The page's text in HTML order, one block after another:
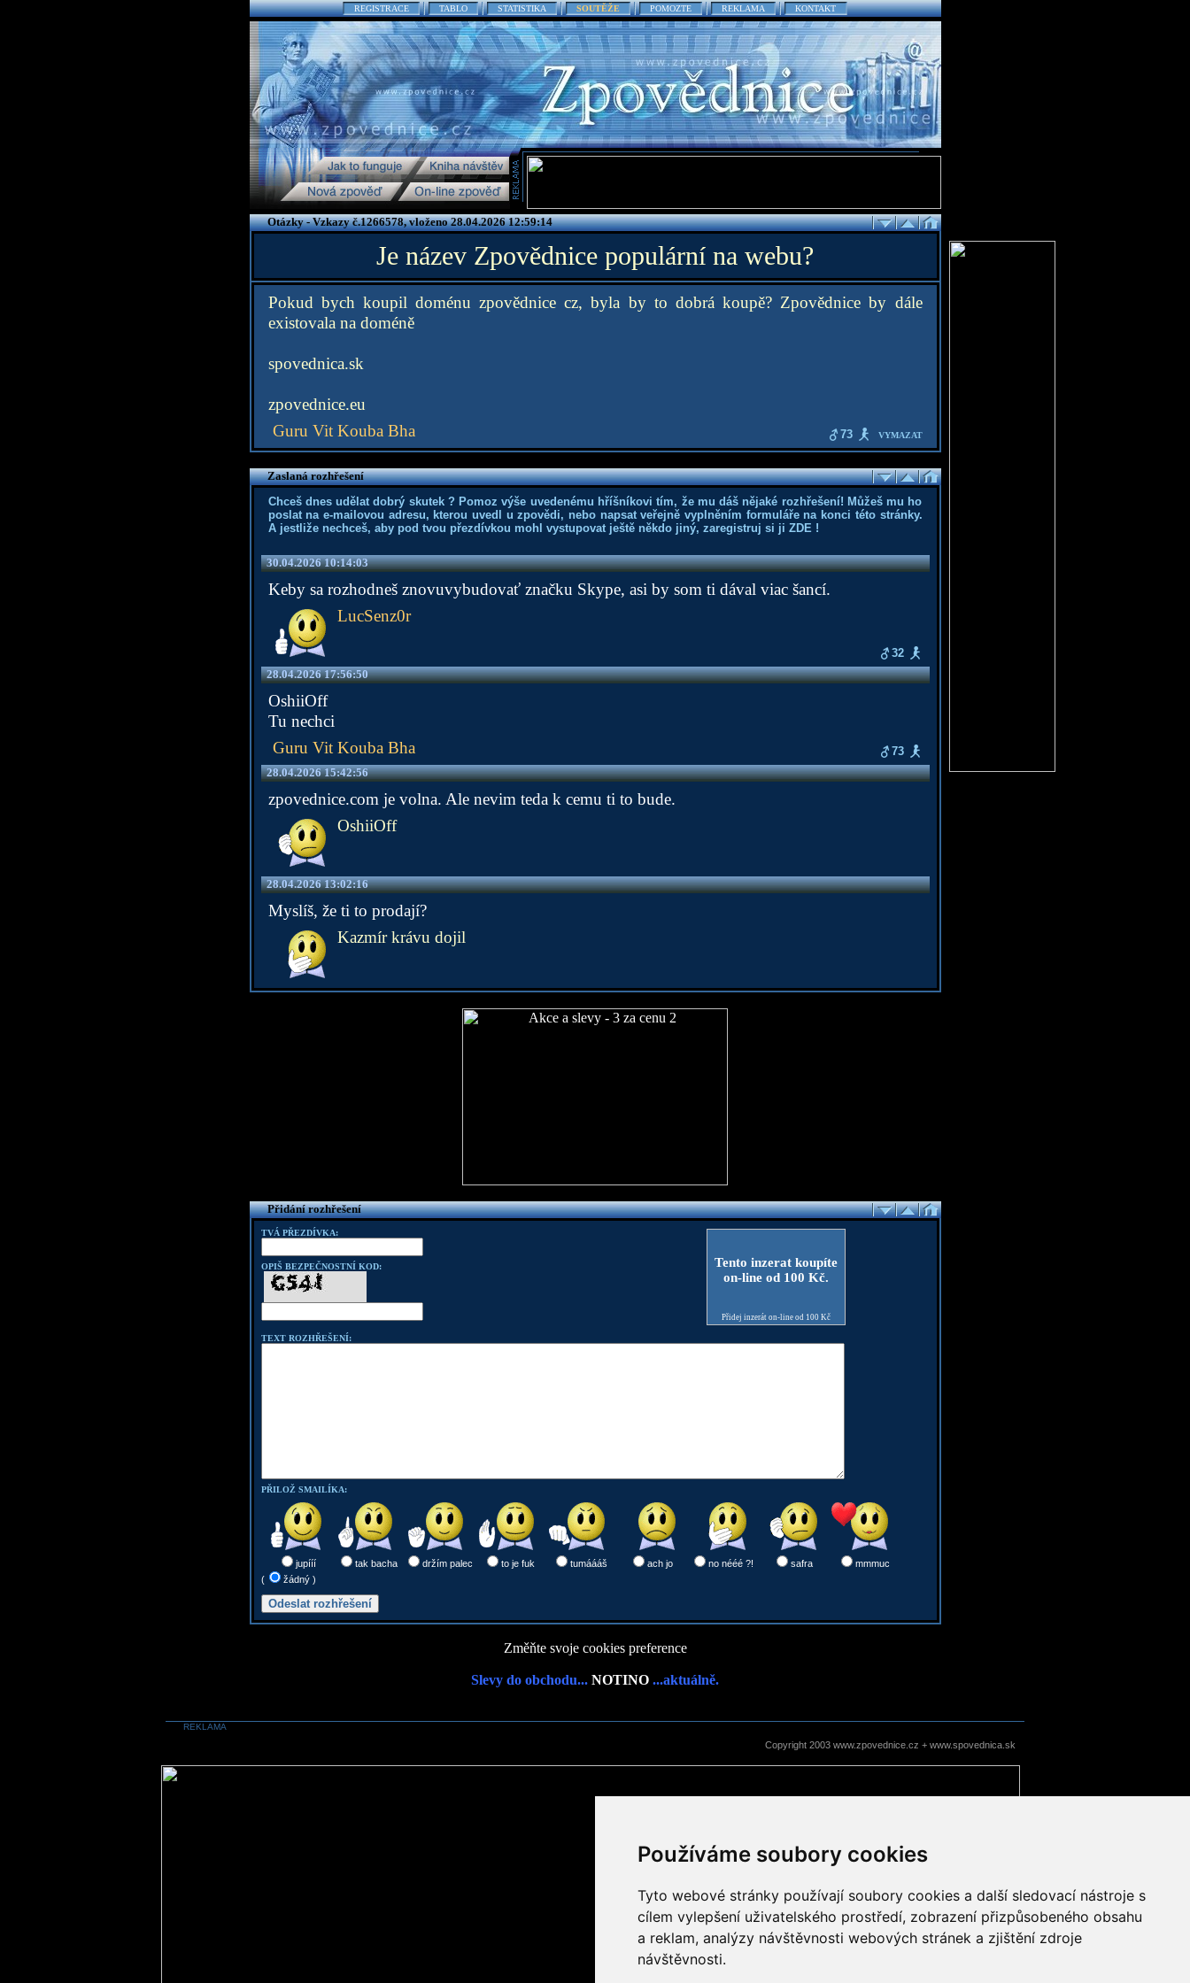
Používáme soubory cookies
Tyto webové stránky používají soubory cookies a další sledovací nástroje s
cílem vylepšení uživatelského prostředí, zobrazení přizpůsobeného obsahu
a reklam, analýzy návštěvnosti webových stránek a zjištění zdroje
návštěvnosti.
REGISTRACE TABLO STATISTIKA SOUTĚŽE POMOZTE REKLAMA KONTAKT
Otázky - Vzkazy č.1266578, vloženo 28.04.2026 12:59:14
Je název Zpovědnice populární na webu?
Pokud bych koupil doménu zpovědnice cz, byla by to dobrá koupě? Zpovědnice by dále
existovala na doméně
spovednica.sk
zpovednice.eu
Guru Vit Kouba Bha
73 VYMAZAT
Zaslaná rozhřešení
Chceš dnes udělat dobrý skutek ? Pomoz výše uvedenému hříšníkovi tím, že mu dáš nějaké rozhřešení! Můžeš mu ho
poslat na e-mailovou adresu, kterou uvedl u zpovědi, nebo napsat veřejně vyplněním formuláře na konci této stránky.
A jestliže nechceš, aby pod tvou přezdívkou mohl vystupovat ještě někdo jiný, zaregistruj si ji ZDE!
30.04.2026 10:14:03
Keby sa rozhodneš znovuvybudovať značku Skype, asi by som ti dával viac šancí.
LucSenz0r
32
28.04.2026 17:56:50
OshiiOff
Tu nechci
Guru Vit Kouba Bha
73
28.04.2026 15:42:56
zpovednice.com je volna. Ale nevim teda k cemu ti to bude.
OshiiOff
28.04.2026 13:02:16
Myslíš, že ti to prodají?
Kazmír krávu dojil
Přidání rozhřešení
TVÁ PŘEZDÍVKA:
OPIŠ BEZPEČNOSTNÍ KOD:
Tento inzerat koupíte
on-line od 100 Kč.
Přidej inzerát on-line od 100 Kč
TEXT ROZHŘEŠENÍ:
PŘILOŽ SMAILÍKA:
jupííí tak bacha držím palec to je fuk tumáááš ach jo no nééé ?! safra
mmmuc
(
žádný )
Změňte svoje cookies preference
Slevy do obchodu... NOTINO ...aktuálně.
REKLAMA
Copyright 2003 www.zpovednice.cz + www.spovednica.sk